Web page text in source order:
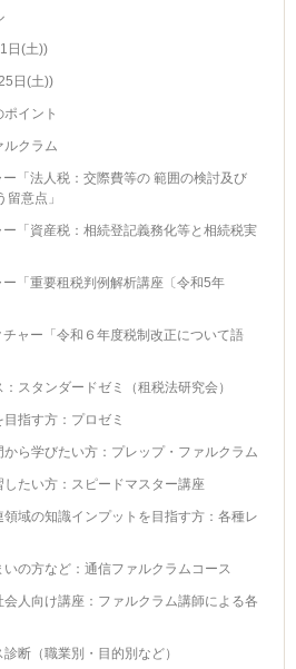
日(土))
日(土))
イント
ルクラム
「法人税：交際費等の 範囲の検討及び
意点」
「資産税：相続登記義務化等と相続税実
「重要租税判例解析講座〔令和5年
ャー「令和６年度税制改正について語
スタンダードゼミ（租税法研究会）
指す方：プロゼミ
ら学びたい方：プレップ・ファルクラム
たい方：スピードマスター講座
域の知識インプットを目指す方：各種レ
の方など：通信ファルクラムコース
人向け講座：ファルクラム講師による各
断（職業別・目的別など）